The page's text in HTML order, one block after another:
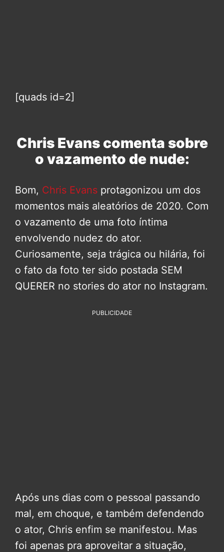
[quads id=2]
Chris Evans comenta sobre
o vazamento de nude:
Bom, Chris Evans protagonizou um dos
momentos mais aleatórios de 2020. Com
o vazamento de uma foto íntima
envolvendo nudez do ator.
Curiosamente, seja trágica ou hilária, foi
o fato da foto ter sido postada SEM
QUERER no stories do ator no Instagram.
PUBLICIDADE
Após uns dias com o pessoal passando
mal, em choque, e também defendendo
o ator, Chris enfim se manifestou. Mas
foi apenas pra aproveitar a situação,